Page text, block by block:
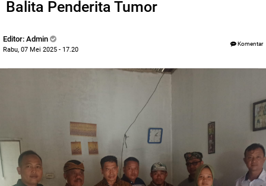
Balita Penderita Tumor
Editor: Admin
Rabu, 07 Mei 2025 - 17.20
Komentar